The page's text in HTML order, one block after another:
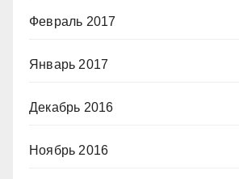
Февраль 2017
Январь 2017
Декабрь 2016
Ноябрь 2016